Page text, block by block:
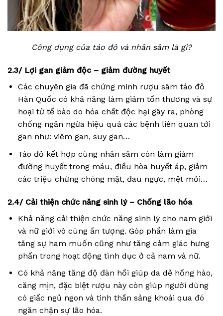
Công dụng của táo đỏ và nhân sâm là gì?
2.3/ Lợi gan giảm độc – giảm đường huyết
Các chuyên gia đã chứng minh rượu sâm táo đỏ
Hàn Quốc có khả năng làm giảm tổn thương và sự
hoại tử tế bào do hóa chất độc hại gây ra, phòng
chống ngăn ngừa hiệu quả các bệnh liên quan tới
gan như: viêm gan, suy gan…
Táo đỏ kết hợp cùng nhân sâm còn làm giảm
đường huyết trong máu, điều hòa huyết áp, giảm
các triệu chứng chóng mặt, đau ngực, mệt mỏi…
2.4/ Cải thiện chức năng sinh lý – Chống lão hóa
Khả năng cải thiện chức năng sinh lý cho nam giới
và nữ giới vô cùng ấn tượng. Góp phần làm gia
tăng sự ham muốn cũng như tăng cảm giác hưng
phấn trong hoạt động tình dục ở cả nam và nữ.
Có khả năng tăng độ đàn hồi giúp da dẻ hồng hào,
căng mịn, đặc biệt rượu này còn giúp người dùng
có giấc ngủ ngon và tinh thần sảng khoái qua đó
ngăn chặn sự lão hóa.